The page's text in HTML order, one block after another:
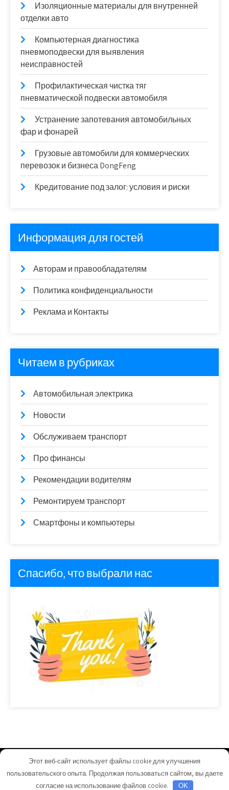
Изоляционные материалы для внутренней
отделки авто
Компьютерная диагностика
пневмоподвески для выявления
неисправностей
Профилактическая чистка тяг
пневматической подвески автомобиля
Устранение запотевания автомобильных
фар и фонарей
Грузовые автомобили для коммерческих
перевозок и бизнеса DongFeng
Кредитование под залог: условия и риски
Информация для гостей
Авторам и правообладателям
Политика конфиденциальности
Реклама и Контакты
Читаем в рубриках
Автомобильная электрика
Новости
Обслуживаем транспорт
Про финансы
Рекомендации водителям
Ремонтируем транспорт
Смартфоны и компьютеры
Спасибо, что выбрали нас
nikavtocentr.ru - Работает на WordPress
Тема от Grace Themes
Этот веб-сайт использует файлы cookie для улучшения
пользовательского опыта. Продолжая пользоваться сайтом, вы даете
согласие на использование файлов cookie.
OK